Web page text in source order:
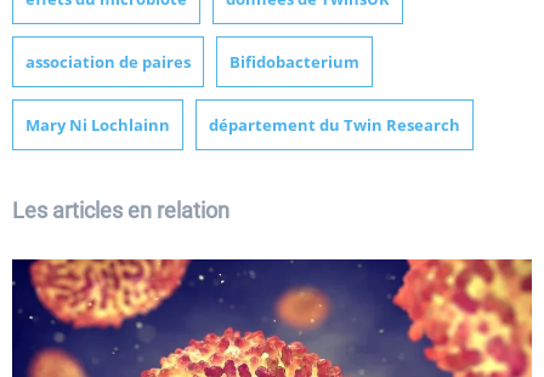
association de paires Bifidobacterium
Mary Ni Lochlainn département du Twin Research
Les articles en relation